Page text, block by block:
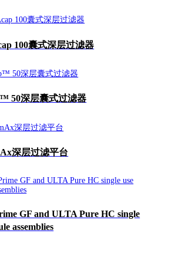
100囊式深层过滤器
50深层囊式过滤器
深层过滤平台
GF and ULTA Pure HC single
assemblies